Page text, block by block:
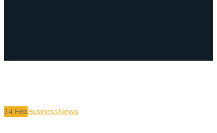
24 FebBusinessNews